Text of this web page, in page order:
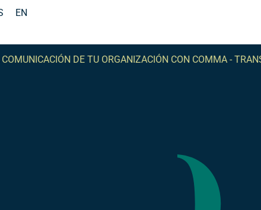
EN
DE TU ORGANIZACIÓN CON COMMA -TRANSFORMA LA